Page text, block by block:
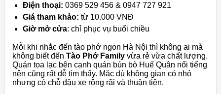
Điện thoại: 0369 529 456 & 0947 727 921
Giá tham khảo: từ 10.000 VNĐ
Giờ mở cửa: chỉ phục vụ buổi chiều
Mỗi khi nhắc đến tào phớ ngon Hà Nội thì không ai mà
không biết đến Tào Phớ Family vừa rẻ vừa chất lượng.
Quán tọa lạc bên cạnh quán bún bò Huế Quân nổi tiếng
nên cũng rất dễ tìm thấy. Mặc dù không gian có nhỏ
nhưng có chỗ đậu xe rộng rãi và thuận tiện.